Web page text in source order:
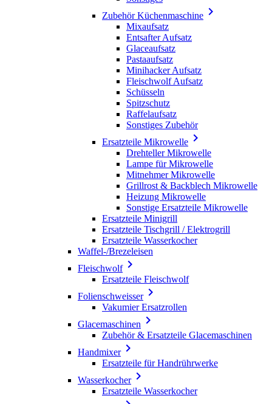
Zubehör Küchenmaschine 
Mixaufsatz
Entsafter Aufsatz
Glaceaufsatz
Pastaaufsatz
Minihacker Aufsatz
Fleischwolf Aufsatz
Schüsseln
Spitzschutz
Raffelaufsatz
Sonstiges Zubehör
Ersatzteile Mikrowelle 
Drehteller Mikrowelle
Lampe für Mikrowelle
Mitnehmer Mikrowelle
Grillrost & Backblech Mikrowelle
Heizung Mikrowelle
Sonstige Ersatzteile Mikrowelle
Ersatzteile Minigrill
Ersatzteile Tischgrill / Elektrogrill
Ersatzteile Wasserkocher
Waffel-/Brezeleisen
Fleischwolf
Ersatzteile Fleischwolf
Folienschweisser
Vakumier Ersatzrollen
Glacemaschinen 
Zubehör & Ersatzteile Glacemaschinen
Handmixer
Ersatzteile für Handrührwerke
Wasserkocher
Ersatzteile Wasserkocher